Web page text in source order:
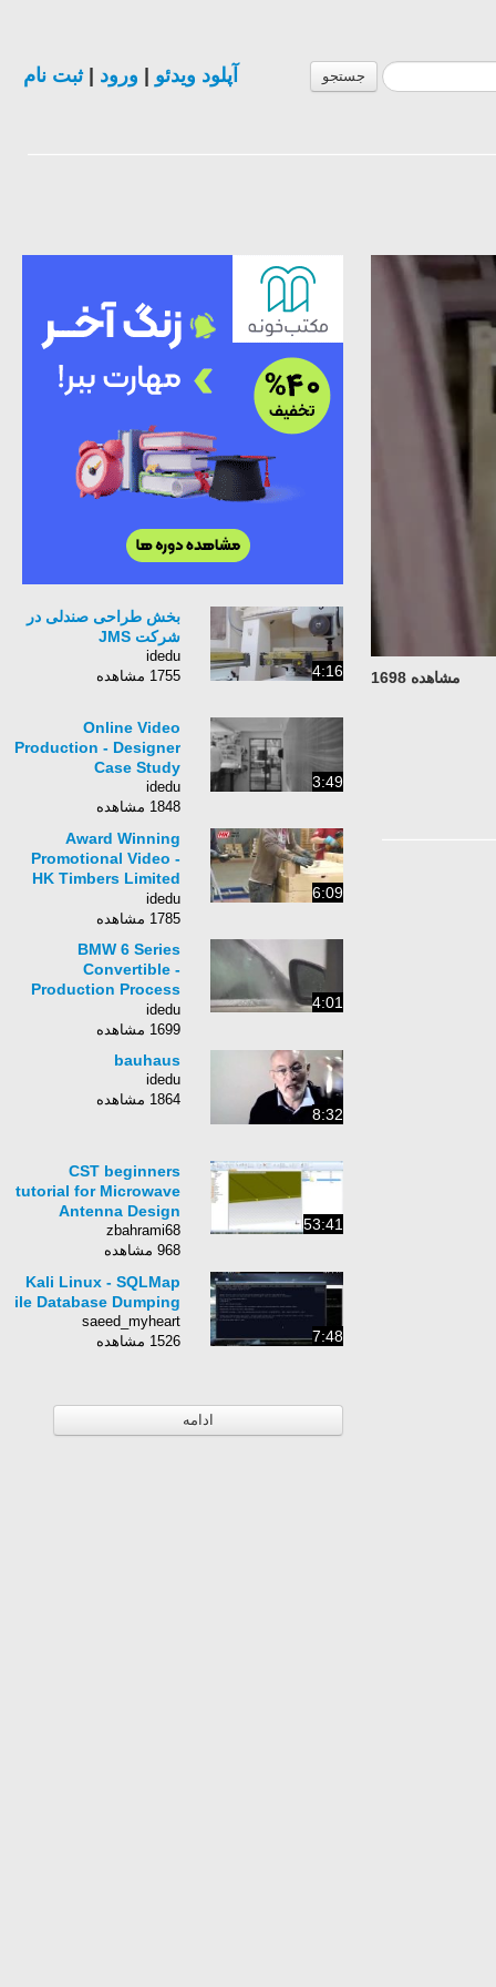
جستجو آپلود ویدئو ورود |ثبت نام
مشاهده 1698 4:16
بخش طراحی صندلی در
شرکت JMS
idedu
1755 مشاهده
3:49
Online Video
Production - Designer
Case Study
idedu
1848 مشاهده
6:09
Award Winning
Promotional Video -
HK Timbers Limited
Presentation Video
idedu
1785 مشاهده
4:01
BMW 6 Series
Convertible -
Production Process
and Wind Tunel
idedu
1699 مشاهده
8:32
bauhaus
idedu
1864 مشاهده
53:41
CST beginners
tutorial for Microwave
Antenna Design
zbahrami68
968 مشاهده
7:48
Kali Linux - SQLMap
ile Database Dumping
saeed_myheart
1526 مشاهده
ادامه